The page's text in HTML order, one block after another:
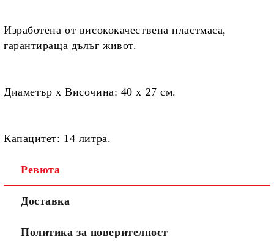
Изработена от висококачествена пластмаса,
гарантираща дълъг живот.
Диаметър х Височина: 40 х 27 см.
Капацитет: 14 литра.
Ревюта
Доставка
Политика за поверителност